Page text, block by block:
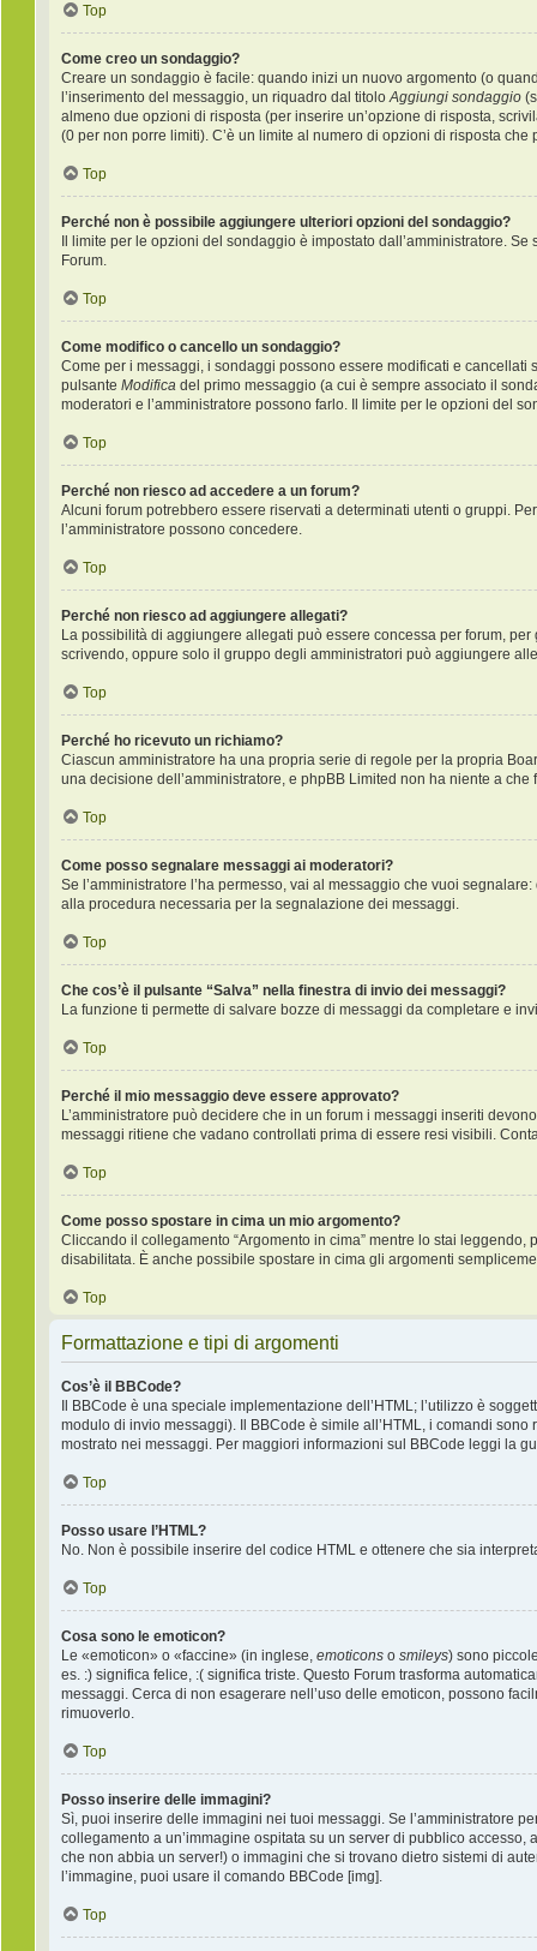
Top
Come creo un sondaggio?
Creare un sondaggio è facile: quando inizi un nuovo argomento (o
l’inserimento del messaggio, un riquadro dal titoloAggiungi sondaggio
almeno due opzioni di risposta (per inserire un’opzione di risposta,
(0 per non porre limiti). C’è un limite al numero di opzioni di risposta
Top
Perché non è possibile aggiungere ulteriori opzioni del sondaggio?
Il limite per le opzioni del sondaggio è impostato dall’amministratore.
Forum.
Top
Come modifico o cancello un sondaggio?
Come per i messaggi, i sondaggi possono essere modificati e
pulsante Modifica del primo messaggio (a cui è sempre associato il
moderatori e l’amministratore possono farlo. Il limite per le opzioni del
Top
Perché non riesco ad accedere a un forum?
Alcuni forum potrebbero essere riservati a determinati utenti o gruppi.
l’amministratore possono concedere.
Top
Perché non riesco ad aggiungere allegati?
La possibilità di aggiungere allegati può essere concessa per forum,
scrivendo, oppure solo il gruppo degli amministratori può aggiungere
Top
Perché ho ricevuto un richiamo?
Ciascun amministratore ha una propria serie di regole per la propria
una decisione dell’amministratore, e phpBB Limited non ha niente a che
Top
Come posso segnalare messaggi ai moderatori?
Se l’amministratore l’ha permesso, vai al messaggio che vuoi
alla procedura necessaria per la segnalazione dei messaggi.
Top
Che cos’è il pulsante “Salva” nella finestra di invio dei messaggi?
La funzione ti permette di salvare bozze di messaggi da completare e
Top
Perché il mio messaggio deve essere approvato?
L’amministratore può decidere che in un forum i messaggi inseriti
messaggi ritiene che vadano controllati prima di essere resi visibili.
Top
Come posso spostare in cima un mio argomento?
Cliccando il collegamento “Argomento in cima” mentre lo stai
disabilitata. È anche possibile spostare in cima gli argomenti
Top
Formattazione e tipi di argomenti
Cos’è il BBCode?
Il BBCode è una speciale implementazione dell’HTML; l’utilizzo è
modulo di invio messaggi). Il BBCode è simile all’HTML, i comandi
mostrato nei messaggi. Per maggiori informazioni sul BBCode leggi la
Top
Posso usare l’HTML?
No. Non è possibile inserire del codice HTML e ottenere che sia
Top
Cosa sono le emoticon?
Le «emoticon» o «faccine» (in inglese, emoticons o smileys) sono
es. :) significa felice, :( significa triste. Questo Forum trasforma
messaggi. Cerca di non esagerare nell’uso delle emoticon, possono
rimuoverlo.
Top
Posso inserire delle immagini?
Sì, puoi inserire delle immagini nei tuoi messaggi. Se l’amministratore
collegamento a un’immagine ospitata su un server di pubblico
che non abbia un server!) o immagini che si trovano dietro sistemi di
l’immagine, puoi usare il comando BBCode [img].
Top